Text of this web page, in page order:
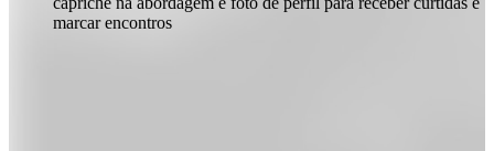
marcar encontros